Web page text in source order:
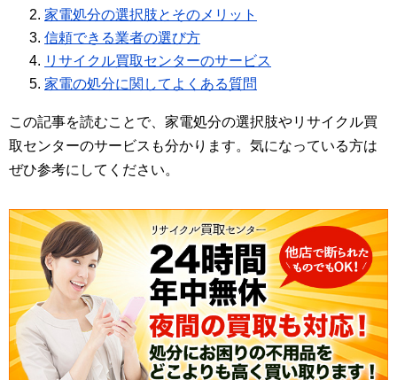
家電処分の選択肢とそのメリット
信頼できる業者の選び方
リサイクル買取センターのサービス
家電の処分に関してよくある質問
この記事を読むことで、家電処分の選択肢やリサイクル買
取センターのサービスも分かります。気になっている方は
ぜひ参考にしてください。